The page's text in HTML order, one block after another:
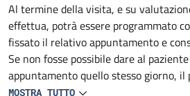
Al termine della visita, e su
effettua, potrà essere programmato
fissato il relativo appuntamento e
Se non fosse possibile dare al
appuntamento quello stesso giorno,
a contattare telefonicamente con la
MOSTRA TUTTO